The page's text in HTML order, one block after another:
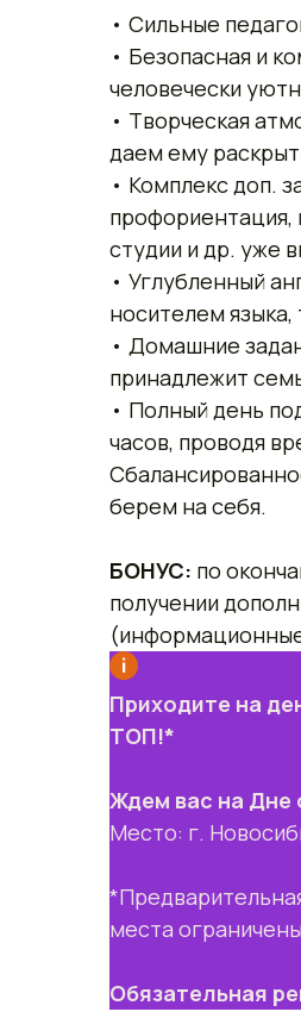
• Сильные
• Безопасная и
человечески
• Творческая
даем ему
• Комплекс доп.
профориентация,
студии и др. уже
• Углубленный
носителем языка,
• Домашние
принадлежит
• Полный день
часов, проводя
берем на себя.
БОНУС: по
получении
Приходите на
ТОП!*
Ждем вас на Дне
Место: г.
места ограничены
Обязательная